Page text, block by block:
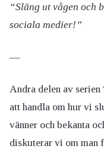
“Släng ut vågen och
sociala medier!”
—
Andra delen av
att handla om hur vi
vänner och bekanta
diskuterar vi om man